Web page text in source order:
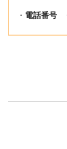
・ 電話番号